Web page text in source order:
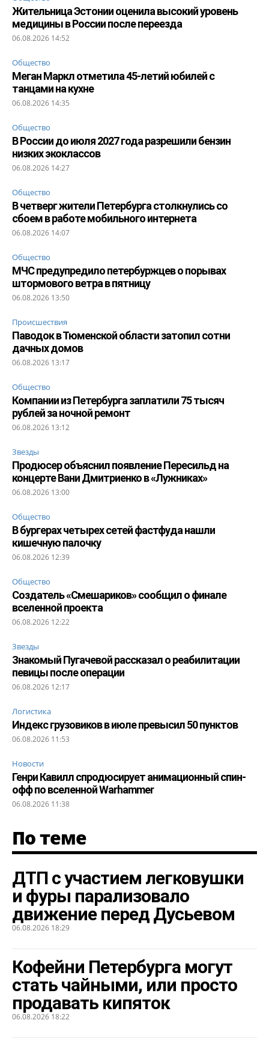
Жительница Эстонии оценила высокий уровень
медицины в России после переезда
06.08.2026 14:52
Общество
Меган Маркл отметила 45-летий юбилей с
танцами на кухне
06.08.2026 14:35
Общество
В России до июля 2027 года разрешили бензин
низких экоклассов
06.08.2026 14:27
Общество
В четверг жители Петербурга столкнулись со
сбоем в работе мобильного интернета
06.08.2026 14:07
Общество
МЧС предупредило петербуржцев о порывах
штормового ветра в пятницу
06.08.2026 13:50
Происшествия
Паводок в Тюменской области затопил сотни
дачных домов
06.08.2026 13:17
Общество
Компании из Петербурга заплатили 75 тысяч
рублей за ночной ремонт
06.08.2026 13:12
Звезды
Продюсер объяснил появление Пересильд на
концерте Вани Дмитриенко в «Лужниках»
06.08.2026 13:00
Общество
В бургерах четырех сетей фастфуда нашли
кишечную палочку
06.08.2026 12:39
Общество
Создатель «Смешариков» сообщил о финале
вселенной проекта
06.08.2026 12:22
Звезды
Знакомый Пугачевой рассказал о реабилитации
певицы после операции
06.08.2026 12:17
Логистика
Индекс грузовиков в июле превысил 50 пунктов
06.08.2026 11:53
Новости
Генри Кавилл спродюсирует анимационный спин-
офф по вселенной Warhammer
06.08.2026 11:38
По теме
ДТП с участием легковушки
и фуры парализовало
движение перед Дусьевом
06.08.2026 18:29
Кофейни Петербурга могут
стать чайными, или просто
продавать кипяток
06.08.2026 18:22